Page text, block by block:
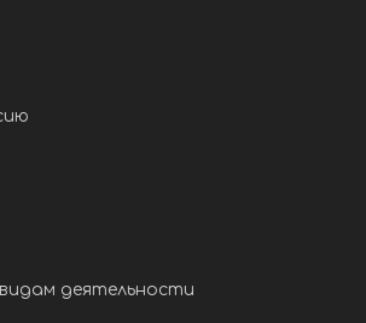
деятельности